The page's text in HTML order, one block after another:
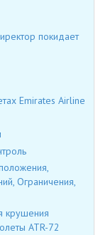
покидает
Emirates Airline
Ограничения,
крушения
ATR-72